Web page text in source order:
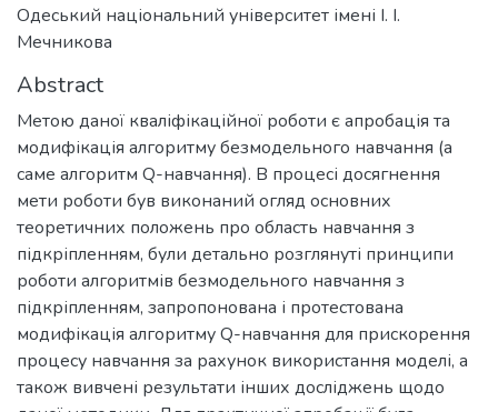
Одеський національний університет імені І. І.
Мечникова
Abstract
Метою даної кваліфікаційної роботи є апробація та
модифікація алгоритму безмодельного навчання (а
саме алгоритм Q-навчання). В процесі досягнення
мети роботи був виконаний огляд основних
теоретичних положень про область навчання з
підкріпленням, були детально розглянуті принципи
роботи алгоритмів безмодельного навчання з
підкріпленням, запропонована і протестована
модифікація алгоритму Q-навчання для прискорення
процесу навчання за рахунок використання моделі, а
також вивчені результати інших досліджень щодо